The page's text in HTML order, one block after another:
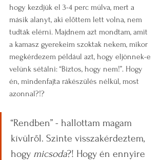
hogy kezdjük el 3-4 perc múlva, mert a
másik alanyt, aki előttem lett volna, nem
tudták elérni. Majdnem azt mondtam, amit
a kamasz gyerekeim szoktak nekem, mikor
megkérdezem például azt, hogy eljönnek-e
velünk sétálni: “Biztos, hogy nem!”. Hogy
én, mindenfajta rákészülés nélkül, most
azonnal?!?
“Rendben” - hallottam magam
kívülről. Szinte visszakérdeztem,
hogy micsoda?! Hogy én ennyire